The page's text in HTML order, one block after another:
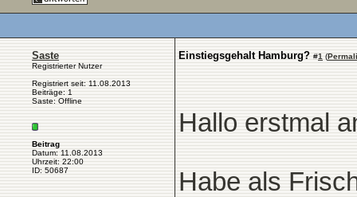
Saste
Registrierter Nutzer
Registriert seit: 11.08.2013
Beiträge: 1
Saste: Offline
Beitrag
Datum: 11.08.2013
Uhrzeit: 22:00
ID: 50687
Einstiegsgehalt Hamburg? #1 (
Hallo erstmal
Habe als